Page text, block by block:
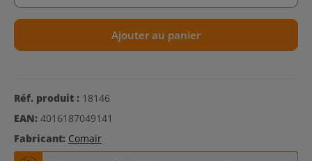
Ajouter au panier
Réf. produit : 18146
EAN: 4016187049141
Fabricant: Comair